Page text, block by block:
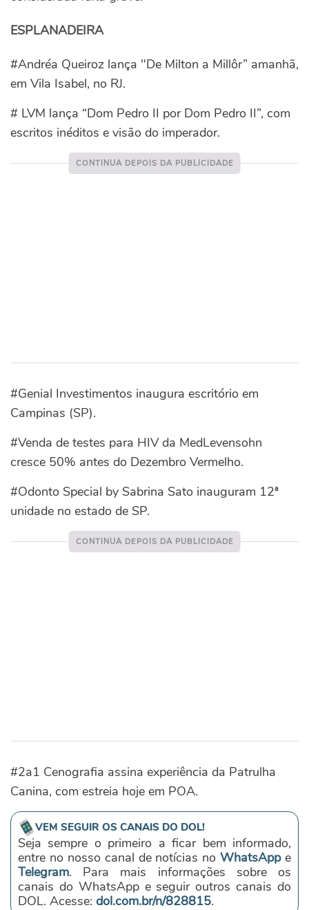
ESPLANADEIRA
#Andréa Queiroz lança "De Milton a Millôr” amanhã,
em Vila Isabel, no RJ.
# LVM lança “Dom Pedro II por Dom Pedro II”, com
escritos inéditos e visão do imperador.
#Genial Investimentos inaugura escritório em
Campinas (SP).
#Venda de testes para HIV da MedLevensohn
cresce 50% antes do Dezembro Vermelho.
#Odonto Special by Sabrina Sato inauguram 12ª
unidade no estado de SP.
#2a1 Cenografia assina experiência da Patrulha
Canina, com estreia hoje em POA.
VEM SEGUIR OS CANAIS DO DOL!
Seja sempre o primeiro a ficar bem informado,
entre no nosso canal de notícias noWhatsAppe
Telegram. Para mais informações sobre os
canais do WhatsApp e seguir outros canais do
DOL. Acesse: dol.com.br/n/828815.